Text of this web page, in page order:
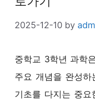
2025-12-10 by
중학교 3학년 과학
주요 개념을 완성하
기초를 다지는 중